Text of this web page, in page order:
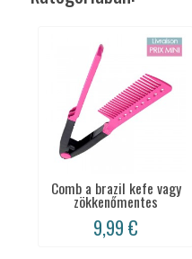
Comb a brazil kefe vagy
zökkenőmentes
9,99 €